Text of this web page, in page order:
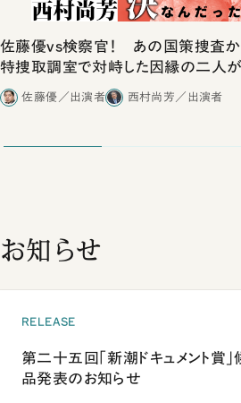
佐藤優vs検察官！ あの国策捜査か
特捜取調室で対峙した因縁の二人が
合ったこと
佐藤優／出演者 西村尚芳／出演者
お知らせ
RELEASE
第二十五回「新潮ドキュメント賞
品発表のお知らせ